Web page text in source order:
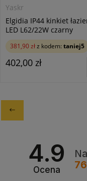
Yaskr
Elgidia IP44 kinkiet
LED L62/22W czarny
381,90 złz kodem: taniej5
402,00 zł
4.9
Ocena